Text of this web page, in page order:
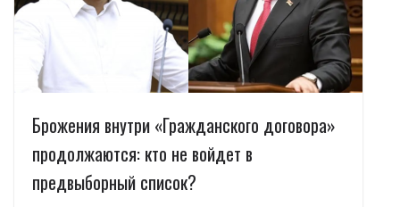
Брожения внутри «Гражданского договора»
продолжаются: кто не войдет в
предвыборный список?